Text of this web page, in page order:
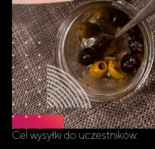
Cel wysyłki do uczestników: